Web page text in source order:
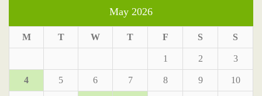
May 2026
M T W T F S S
1 2 3
4 5 6 7 8 9 10